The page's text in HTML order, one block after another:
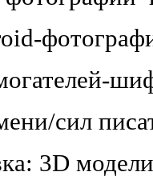
сил
3D